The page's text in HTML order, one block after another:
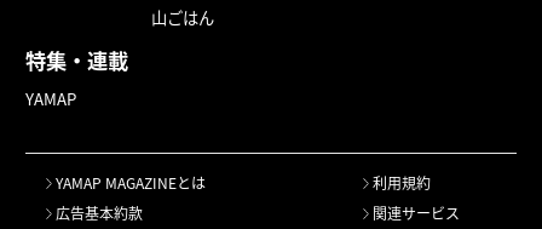
山ごはん
特集・連載
YAMAP
YAMAP MAGAZINEとは
利用規約
広告基本約款
関連サービス